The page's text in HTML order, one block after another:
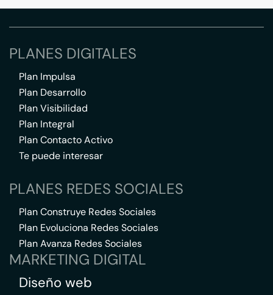
PLANES DIGITALES
Plan Impulsa
Plan Desarrollo
Plan Visibilidad
Plan Integral
Plan Contacto Activo
Te puede interesar
PLANES REDES SOCIALES
Plan Construye Redes Sociales
Plan Evoluciona Redes Sociales
Plan Avanza Redes Sociales
MARKETING DIGITAL
Diseño web